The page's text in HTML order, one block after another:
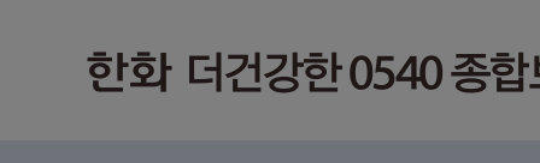
한화 더건강한 0540 종